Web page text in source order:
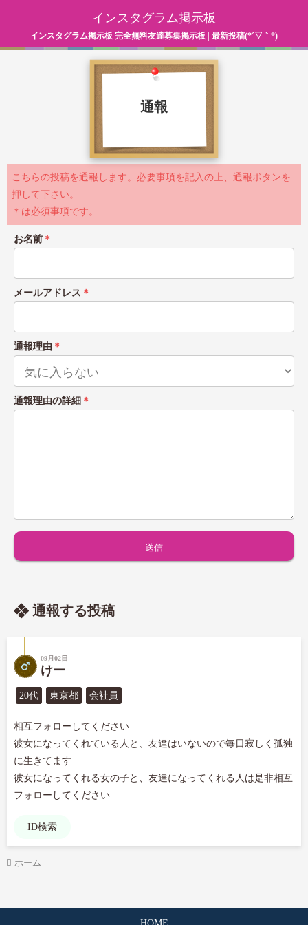
インスタグラム掲示板
インスタグラム掲示板 完全無料友達募集掲示板 | 最新投稿(*´▽｀*)
通報
こちらの投稿を通報します。必要事項を記入の上、通報ボタンを
押して下さい。
＊は必須事項です。
お名前 ＊
メールアドレス ＊
通報理由 ＊
通報理由の詳細 ＊
通報する投稿
09月02日
けー
20代 東京都 会社員
相互フォローしてください
彼女になってくれている人と、友達はいないので毎日寂しく孤独
に生きてます
彼女になってくれる女の子と、友達になってくれる人は是非相互
フォローしてください
ID検索
ホーム